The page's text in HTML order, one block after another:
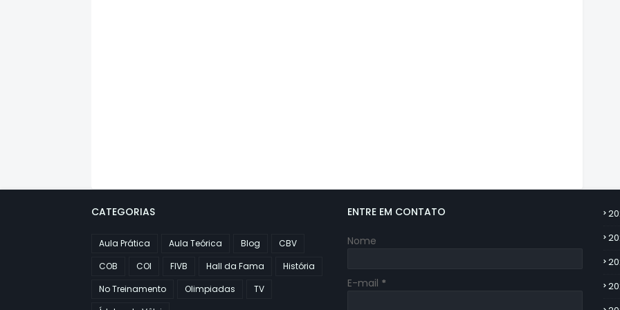
CATEGORIAS
Aula Prática Aula Teórica Blog
CBV
COB
COI FIVB Hall da Fama
História
No Treinamento
Olimpiadas
TV
ENTRE EM CONTATO
Nome
E-mail *